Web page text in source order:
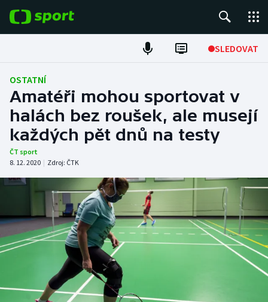
SLEDOVAT
Fotbal
Hokej
Tenis
Atletika
Cyklistika
DALŠÍ SPORTY
Americký fotbal
Baseball a softbal
NEPŘEHLÉDNĚTE
Soutěže
OSTATNÍ
Amatéři mohou sportovat v
halách bez roušek, ale musejí
každých pět dnů na testy
ČT sport
8. 12. 2020 | Zdroj: ČTK